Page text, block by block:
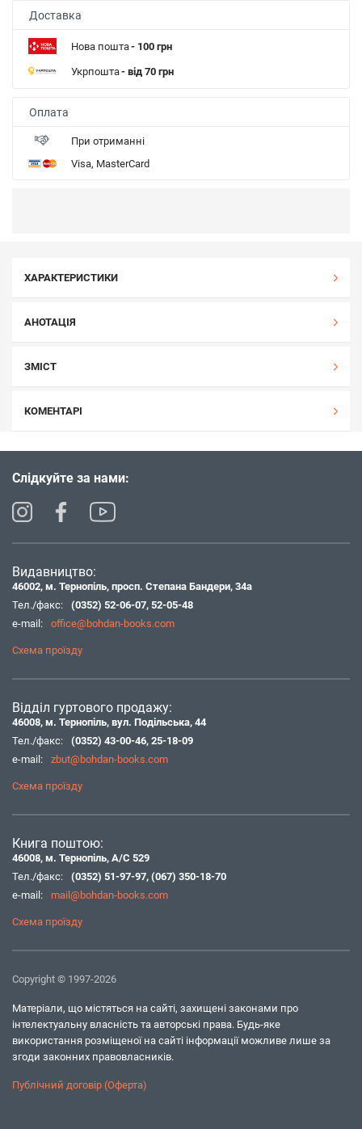
Доставка
Нова пошта- 100 грн
Укрпошта- від 70 грн
Оплата
При отриманні
Visa, MasterCard
ХАРАКТЕРИСТИКИ
АНОТАЦІЯ
ЗМІСТ
КОМЕНТАРІ
Слідкуйте за нами:
Видавництво:
46002, м. Тернопіль, просп. Степана Бандери, 34а
Тел./факс:
(0352) 52-06-07, 52-05-48
e-mail:
office@bohdan-books.com
Схема проїзду
Відділ гуртового продажу:
46008, м. Тернопіль, вул. Подільська, 44
Тел./факс:
(0352) 43-00-46, 25-18-09
e-mail:
zbut@bohdan-books.com
Схема проїзду
Книга поштою:
46008, м. Тернопіль, А/С 529
Тел./факс:
(0352) 51-97-97, (067) 350-18-70
e-mail:
mail@bohdan-books.com
Схема проїзду
Copyright © 1997-2026
Матеріали, що містяться на сайті, захищені законами про
інтелектуальну власність та авторські права. Будь-яке
використання розміщеної на сайті інформації можливе лише за
згоди законних правовласників.
Публічний договір (Оферта)